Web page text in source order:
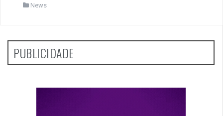
News
PUBLICIDADE